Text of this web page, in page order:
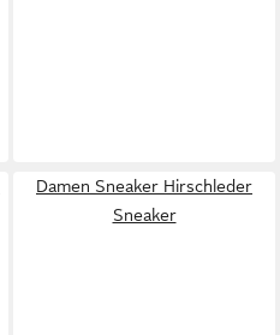
Damen Sneaker Hirschleder
Sneaker